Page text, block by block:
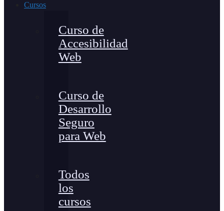
Cursos
Curso de
Accesibilidad
Web
Curso de
Desarrollo
Seguro
para Web
Todos
los
cursos